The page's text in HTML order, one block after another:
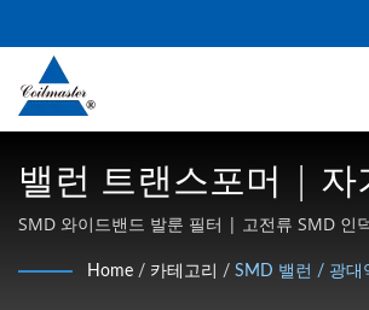
밸런 트랜스포머 |
트랜스포머, 인덕터,
업체 | Coilmaster
SMD 와이드밴드 발룬 필터 | 고전류 SMD 인
Home / 카테고리 / SMD 밸런 / 광대